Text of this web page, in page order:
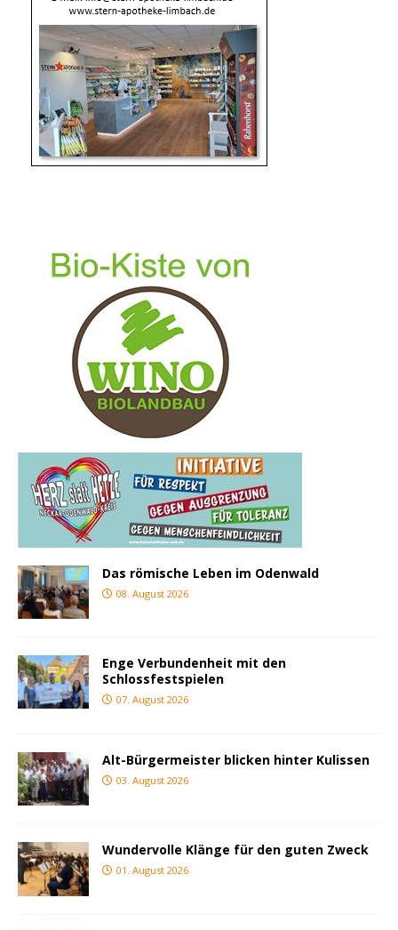
Das römische Leben im Odenwald
08. August 2026
Enge Verbundenheit mit den
Schlossfestspielen
07. August 2026
Alt-Bürgermeister blicken hinter Kulissen
03. August 2026
Wundervolle Klänge für den guten Zweck
01. August 2026